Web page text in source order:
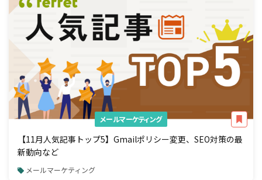
メールマーケティング
【11月人気記事トップ5】Gmailポリシー変更、SEO対策の最
新動向など
メールマーケティング